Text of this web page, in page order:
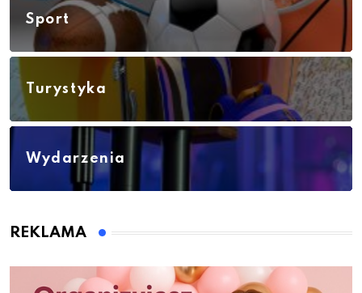
Sport
Turystyka
Wydarzenia
REKLAMA